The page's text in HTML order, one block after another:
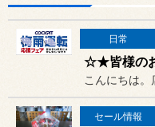
日常
セール情報